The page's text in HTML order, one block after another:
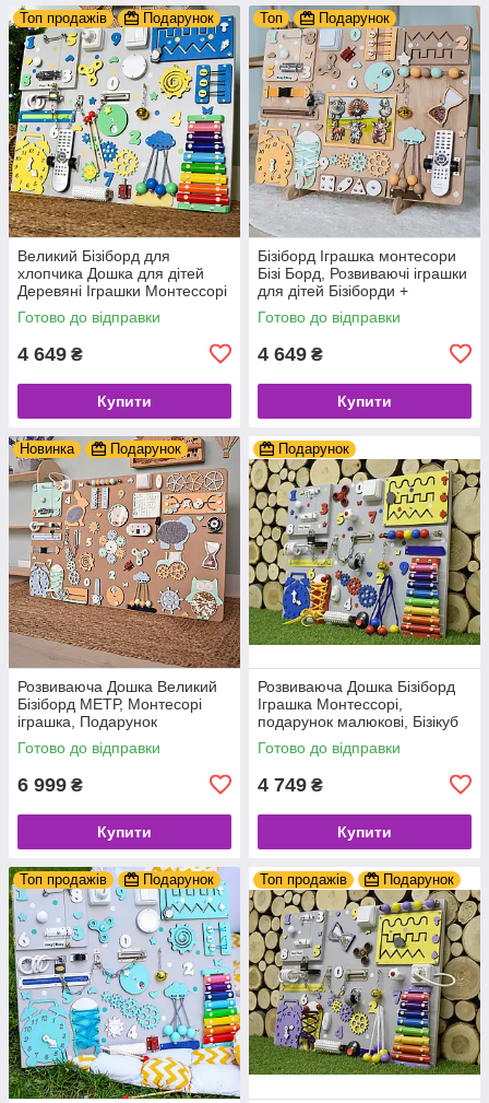
Топ продажів Подарунок
Великий Бізіборд для
хлопчика Дошка для дітей
Деревяні Іграшки Монтессорі
Готово до відправки
4 649 ₴
Купити
Топ Подарунок
Бізіборд Іграшка монтесори
Бізі Борд, Розвиваючі іграшки
для дітей Бізіборди +
Подарунок дерев'яні іграшки
Готово до відправки
4 649 ₴
Купити
Новинка Подарунок
Розвиваюча Дошка Великий
Бізіборд МЕТР, Монтесорі
іграшка, Подарунок
Новонародженому
Готово до відправки
6 999 ₴
Купити
Подарунок
Розвиваюча Дошка Бізіборд
Іграшка Монтессорі,
подарунок малюкові, Бізікуб
50*65
Готово до відправки
4 749 ₴
Купити
Топ продажів Подарунок Топ продажів Подарунок